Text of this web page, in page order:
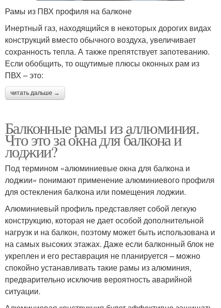
Рамы из ПВХ профиля на балконе
Инертный газ, находящийся в некоторых дорогих видах
конструкций вместо обычного воздуха, увеличивает
сохранность тепла. А также препятствует запотеванию.
Если обобщить, то ощутимые плюсы оконных рам из
ПВХ – это:
читать дальше →
Балконные рамы из аллюминия.
Что это за окна для балкона и
лоджии?
Под термином «алюминиевые окна для балкона и
лоджии» понимают применение алюминиевого профиля
для остекления балкона или помещения лоджии.
Алюминиевый профиль представляет собой легкую
конструкцию, которая не дает особой дополнительной
нагрузк и на балкон, поэтому может быть использована и
на самых высоких этажах. Даже если балконный блок не
укреплен и его реставрация не планируется – можно
спокойно устанавливать такие рамы из алюминия,
предварительно исключив вероятность аварийной
ситуации.